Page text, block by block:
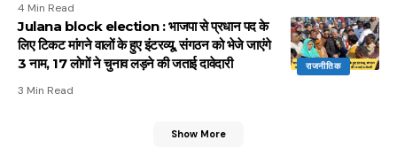
4 Min Read
राजनीतिक
Julana block election : भाजपा से प्रधान पद के
लिए टिकट मांगने वालों के हुए इंटरव्यू, संगठन को भेजे जाएंगे
3 नाम, 17 लोगों ने चुनाव लड़ने की जताई दावेदारी
3 Min Read
Show More